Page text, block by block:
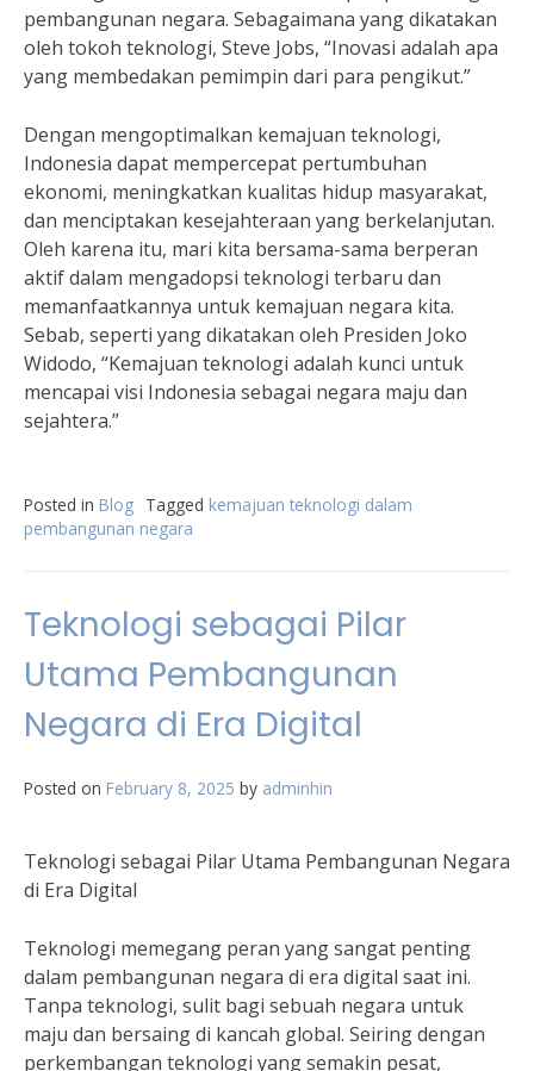
pembangunan negara. Sebagaimana yang dikatakan
oleh tokoh teknologi, Steve Jobs, “Inovasi adalah apa
yang membedakan pemimpin dari para pengikut.”
Dengan mengoptimalkan kemajuan teknologi,
Indonesia dapat mempercepat pertumbuhan
ekonomi, meningkatkan kualitas hidup masyarakat,
dan menciptakan kesejahteraan yang berkelanjutan.
Oleh karena itu, mari kita bersama-sama berperan
aktif dalam mengadopsi teknologi terbaru dan
memanfaatkannya untuk kemajuan negara kita.
Sebab, seperti yang dikatakan oleh Presiden Joko
Widodo, “Kemajuan teknologi adalah kunci untuk
mencapai visi Indonesia sebagai negara maju dan
sejahtera.”
Posted in Blog Tagged kemajuan teknologi dalam
pembangunan negara
Teknologi sebagai Pilar
Utama Pembangunan
Negara di Era Digital
Posted on February 8, 2025 by adminhin
Teknologi sebagai Pilar Utama Pembangunan Negara
di Era Digital
Teknologi memegang peran yang sangat penting
dalam pembangunan negara di era digital saat ini.
Tanpa teknologi, sulit bagi sebuah negara untuk
maju dan bersaing di kancah global. Seiring dengan
perkembangan teknologi yang semakin pesat,